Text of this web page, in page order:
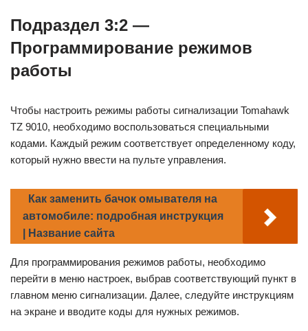
Подраздел 3:2 —
Программирование режимов
работы
Чтобы настроить режимы работы сигнализации Tomahawk
TZ 9010, необходимо воспользоваться специальными
кодами. Каждый режим соответствует определенному коду,
который нужно ввести на пульте управления.
Как заменить бачок омывателя на
автомобиле: подробная инструкция
| Название сайта
Для программирования режимов работы, необходимо
перейти в меню настроек, выбрав соответствующий пункт в
главном меню сигнализации. Далее, следуйте инструкциям
на экране и вводите коды для нужных режимов.